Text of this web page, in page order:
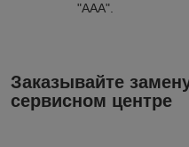
"ААА".
Заказывайте
сервисном центре